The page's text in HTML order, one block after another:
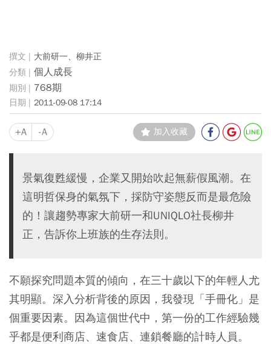
大前研一、柳井正
個人成長
768期
2011-09-08 17:14
+A -A 加入收藏
景氣復甦緩慢，企業又開始吹起無薪假風潮。在
這明哲保身的氣氛下，採防守姿態反而是最危險
的！讓趨勢專家大前研一和UNIQLO社長柳井
正，告訴你上班族的生存法則。
不願探究問題本質的傾向，在三十歲以下的年輕人尤
其明顯。深入分析背後的原因，我發現「手冊化」是
個重要因素。因為這個世代中，第一份的工作經驗幾
乎都是便利商店、速食店、連鎖餐廳的計時人員。